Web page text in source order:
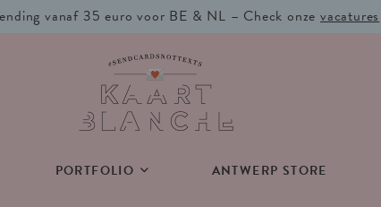
vanaf 35 euro voor BE & NL – Check onzevacatures
PORTFOLIO ANTWERP STORE